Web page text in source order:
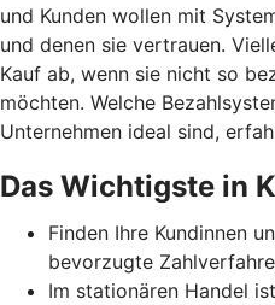
und Kunden wollen mit
und denen sie vertrauen.
Kauf ab, wenn sie nicht so
möchten. Welche
Unternehmen ideal sind,
Das Wichtigste in
Finden Ihre Kundinnen
bevorzugte
Im stationären Handel